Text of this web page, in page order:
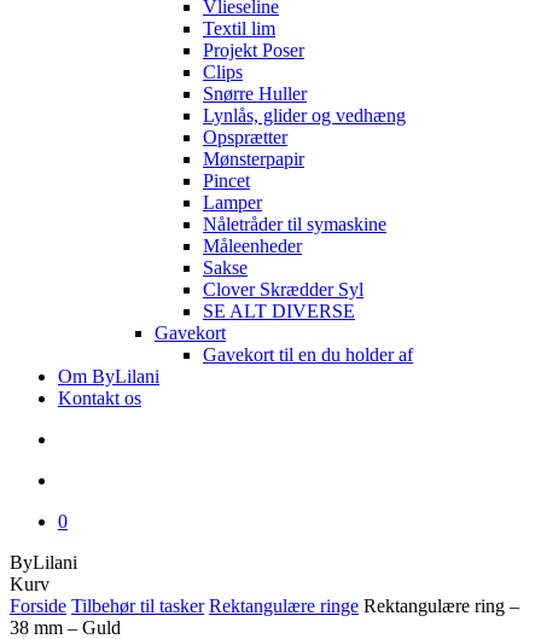
Vlieseline
Textil lim
Projekt Poser
Clips
Snørre Huller
Lynlås, glider og vedhæng
Opsprætter
Mønsterpapir
Pincet
Lamper
Nåletråder til symaskine
Måleenheder
Sakse
Clover Skrædder Syl
SE ALT DIVERSE
Gavekort
Gavekort til en du holder af
Om ByLilani
Kontakt os
0
ByLilani
KurvClose
Cart
Forside Tilbehør til tasker Rektangulære ringe Rektangulære ring –
38 mm – Guld